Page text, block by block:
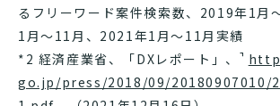
るフリーワード案件検索数、2019年1月
1月～11月、2021年1月～11月実績
*2 経済産業省、「DXレポート」、
go.jp/press/2018/09/20180907010/